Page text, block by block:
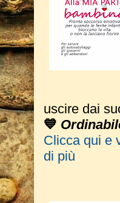
uscire dai
💙
Clicca qui e
di più